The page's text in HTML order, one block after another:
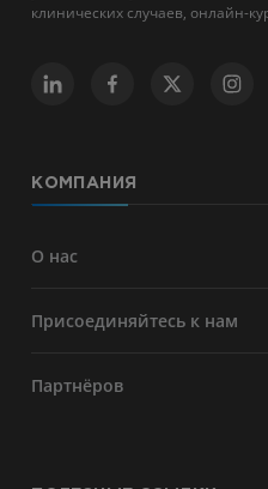
клинических случаев, онлайн-
КОМПАНИЯ
О нас
Присоединяйтесь к нам
Партнёров